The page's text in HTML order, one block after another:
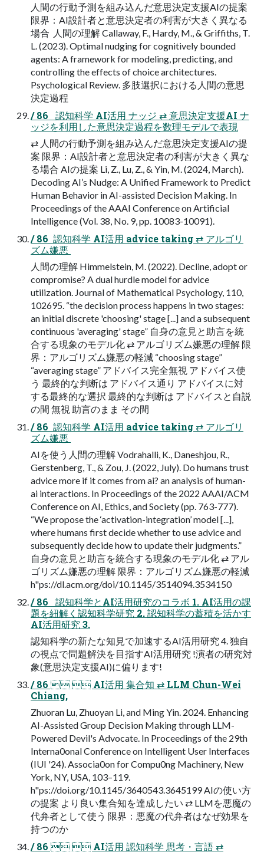
人間の行動予測を組み込んだ意思決定支援AIの提案
限界：AI設計者と意思決定者の利害が大きく異なる
場合  人間の理解 Callaway, F., Hardy, M., & Griffiths, T.
L. (2023). Optimal nudging for cognitively bounded
agents: A framework for modeling, predicting, and
controlling the effects of choice architectures.
Psychological Review. 多肢選択における人間の意思
決定過程
/ 86   認知科学 AI活用 ナッジ ⇄ 意思決定支援AI ナ
ッジを利用した意思決定過程を数理モデルで表現
⇄ 人間の行動予測を組み込んだ意思決定支援AIの提
案 限界：AI設計者と意思決定者の利害が大きく異な
る場合 AIの提案 Li, Z., Lu, Z., & Yin, M. (2024, March).
Decoding AI’s Nudge: A Unified Framework to Predict
Human Behavior in AI-assisted Decision Making. In
Proceedings of the AAAI Conference on Artificial
Intelligence (Vol. 38, No. 9, pp. 10083-10091).
/ 86  認知科学 AI活用 advice taking ⇄ アルゴリ
ズム嫌悪 
人間の理解 Himmelstein, M. (2022). Decline, adopt or
compromise? A dual hurdle model for advice
utilization. Journal of Mathematical Psychology, 110,
102695. “the decision process happens in two stages:
an initial discrete 'choosing' stage [...] and a subsequent
continuous 'averaging' stage” 自身の意見と助言を統
合する現象のモデル化 ⇄ アルゴリズム嫌悪の理解 限
界：アルゴリズム嫌悪の軽減 “choosing stage”
“averaging stage” アドバイス完全無視 アドバイス使
う 最終的な判断は アドバイス通り アドバイスに対
する最終的な選択 最終的な判断は アドバイスと自説
の間 無視 助言のまま その間
/ 86  認知科学 AI活用 advice taking ⇄ アルゴリ
ズム嫌悪 
AIを使う人間の理解 Vodrahalli, K., Daneshjou, R.,
Gerstenberg, T., & Zou, J. (2022, July). Do humans trust
advice more if it comes from ai? an analysis of human-
ai interactions. In Proceedings of the 2022 AAAI/ACM
Conference on AI, Ethics, and Society (pp. 763-777).
“We propose the ‘activation-integration’ model [...],
where humans first decide whether to use advice and
subsequently decide how to update their judgments.”
自身の意見と助言を統合する現象のモデル化 ⇄ アル
ゴリズム嫌悪の理解 限界：アルゴリズム嫌悪の軽減
h"ps://dl.acm.org/doi/10.1145/3514094.3534150
/ 86   認知科学とAI活用研究のコラボ 1. AI活用の課
題を紐解く認知科学研究 2. 認知科学の蓄積を活かす
AI活用研究 3.
認知科学の新たな知見で加速するAI活用研究 4. 独自
の視点で問題解決を目指すAI活用研究 !演者の研究対
象(意思決定支援AI)に偏ります!
/ 86   AI活用 集合知 ⇄ LLM Chun-Wei
Chiang,
Zhuoran Lu, Zhuoyan Li, and Ming Yin. 2024. Enhancing
AI-Assisted Group Decision Making through LLM-
Powered Devil's Advocate. In Proceedings of the 29th
Interna0onal Conference on Intelligent User Interfaces
(IUI '24). Associa0on for Compu0ng Machinery, New
York, NY, USA, 103–119.
h"ps://doi.org/10.1145/3640543.3645199 AIの使い方
の提案 より良い集合知を達成したい ⇄ LLMを悪魔の
代弁者として使う 限界：悪魔の代弁者はなぜ効果を
持つのか
/ 86   AI活用 認知科学 思考・言語 ⇄